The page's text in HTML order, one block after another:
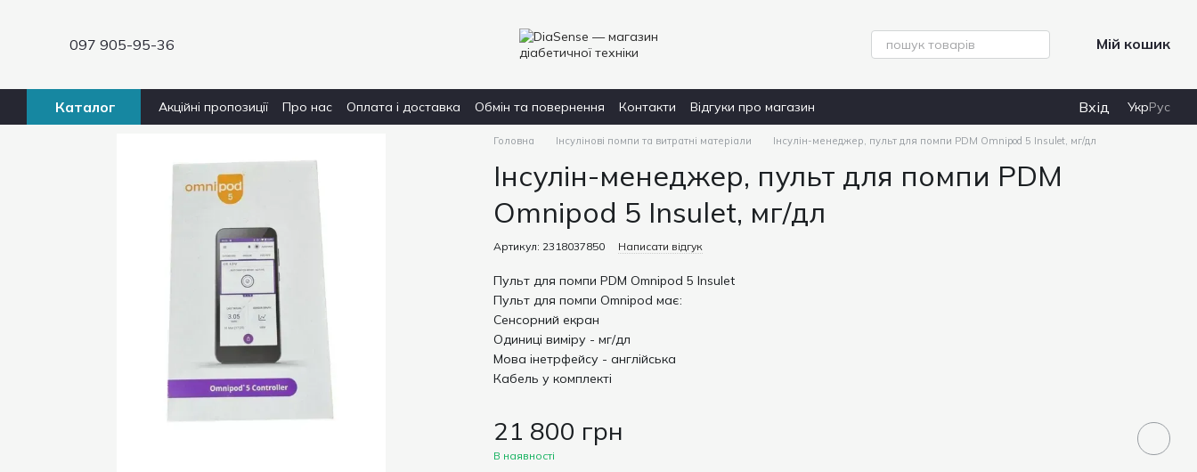
097 905-95-36 Мій кошик
Каталог Акційні пропозиції Про нас Оплата і доставка Обмін та повернення Контакти Відгуки про магазин Вхід УкрРус
Головна Інсулінові помпи та витратні матеріали Інсулін-менеджер, пульт для помпи PDM Omnipod 5 Insulet, мг/дл
Інсулін-менеджер, пульт для помпи PDM
Omnipod 5 Insulet, мг/дл
Артикул: 2318037850 Написати відгук
Пульт для помпи PDM Omnipod 5 Insulet
Пульт для помпи Omnipod має:
Сенсорний екран
Одиниці виміру - мг/дл
Мова інетрфейсу - англійська
Кабель у комплекті
21 800 грн
В наявності